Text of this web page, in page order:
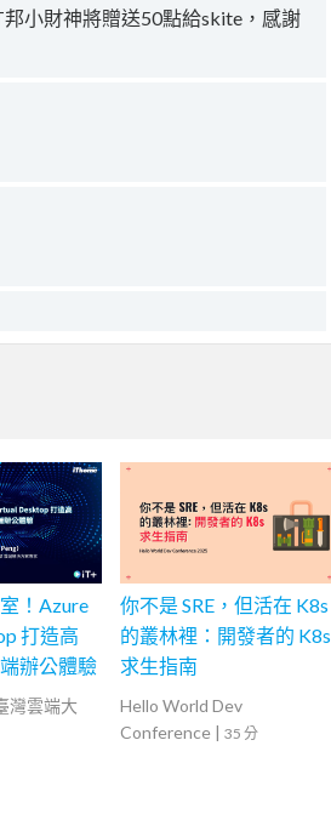
小財神將贈送50點給skite，感謝
！Azure
打造高
辦公體驗
灣雲端大
你不是 SRE，但活在 K8s
的叢林裡：開發者的 K8s
求生指南
Hello World Dev
Conference | 35 分